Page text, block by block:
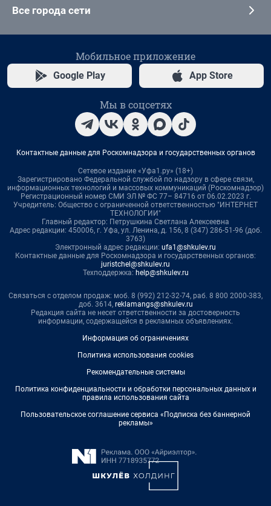
Все города сети
Мобильное приложение
Google Play App Store
Мы в соцсетях
Контактные данные для Роскомнадзора и государственных органов
Сетевое издание «Уфа1.ру» (18+)
Зарегистрировано Федеральной службой по надзору в сфере связи,
информационных технологий и массовых коммуникаций (Роскомнадзор)
Регистрационный номер СМИ ЭЛ № ФС 77– 84716 от 06.02.2023 г.
Учредитель: Общество с ограниченной ответственностью "ИНТЕРНЕТ
ТЕХНОЛОГИИ"
Главный редактор: Петрушкина Светлана Алексеевна
Адрес редакции: 450006, г. Уфа, ул. Ленина, д. 156, 8 (347) 286-51-96 (доб.
3763)
Электронный адрес редакции: ufa1@shkulev.ru
Контактные данные для Роскомнадзора и государственных органов:
juristchel@shkulev.ru
Техподдержка: help@shkulev.ru
Связаться с отделом продаж: моб. 8 (992) 212-32-74, раб. 8 800 2000-383,
доб. 3614, reklamangs@shkulev.ru
Редакция сайта не несет ответственности за достоверность
информации, содержащейся в рекламных объявлениях.
Информация об ограничениях
Политика использования cookies
Рекомендательные системы
Политика конфиденциальности и обработки персональных данных и
правила использования сайта
Пользовательское соглашение сервиса «Подписка без баннерной
рекламы»